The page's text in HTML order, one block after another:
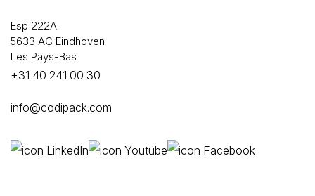
Esp 222A
5633 AC Eindhoven
Les Pays-Bas
+31 40 241 00 30
info@codipack.com